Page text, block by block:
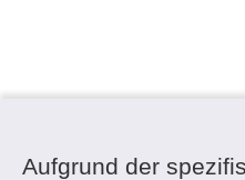
Aufgrund der